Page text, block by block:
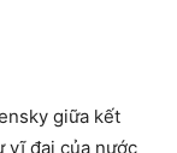
giữa kết
vĩ đại của nước